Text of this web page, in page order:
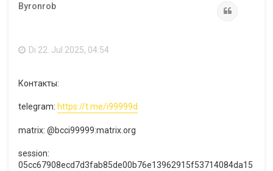
Byronrob
Di 22. Jul 2025, 04:54
Контакты:
telegram: https://t.me/i99999d
matrix: @bcci99999:matrix.org
session:
05cc67908ecd7d3fab85de00b76e13962915f53714084da15